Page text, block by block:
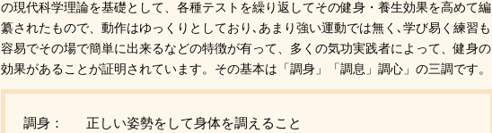
の現代科学理論を基礎として、各種テストを繰り返してその健身・養生効果を高めて編
纂されたもので、動作はゆっくりとしており､あまり強い運動では無く､学び易く練習も
容易でその場で簡単に出来るなどの特徴が有って、多くの気功実践者によって、健身の
効果があることが証明されています。その基本は「調身」「調息」調心」の三調です。
調身：
正しい姿勢をして身体を調えること